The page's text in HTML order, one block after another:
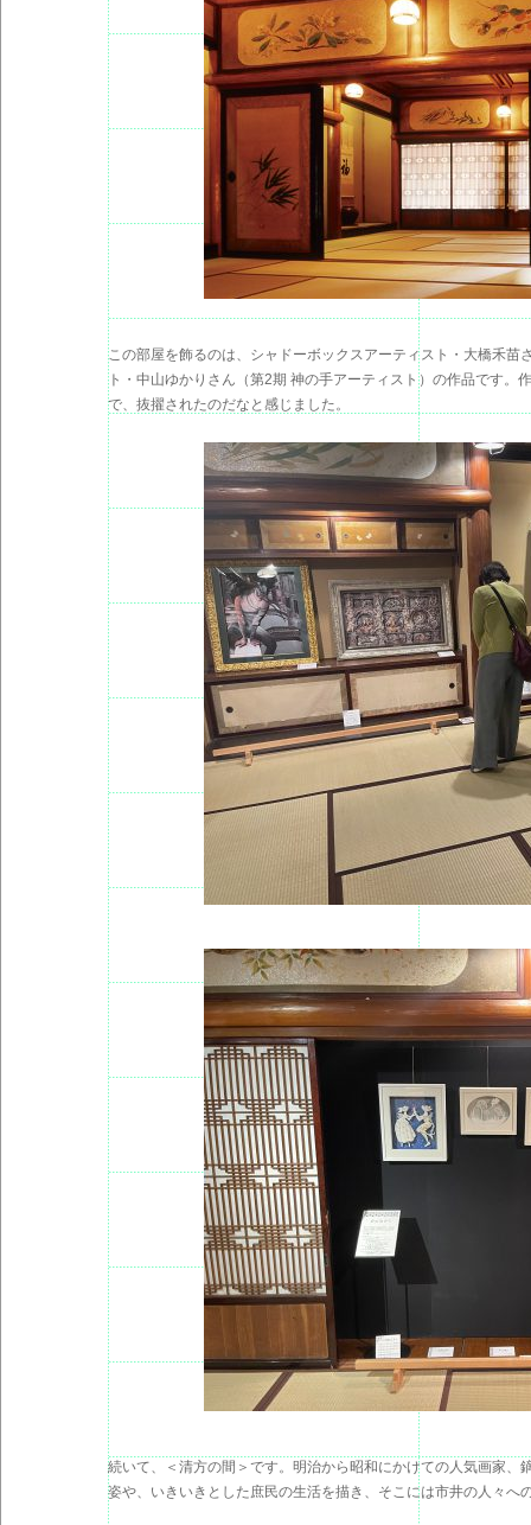
この部屋を飾るのは、シャドーボックスアーティスト・大橋禾
ト・中山ゆかりさん（第2期 神の手アーティスト）の作品です。
で、抜擢されたのだなと感じました。
続いて、＜清方の間＞です。明治から昭和にかけての人気画家
姿や、いきいきとした庶民の生活を描き、そこには市井の人々へ